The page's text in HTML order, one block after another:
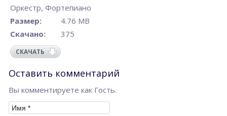
Оркестр, Фортепиано
Размер:
4.76 MB
Скачано:
375
СКАЧАТЬ
Оставить комментарий
Вы комментируете как Гость.